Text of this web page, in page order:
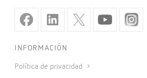
INFORMACIÓN
Política de privacidad